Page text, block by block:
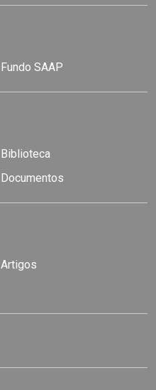
Fundo SAAP
Biblioteca
Documentos
Artigos